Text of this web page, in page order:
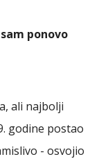
ponovo
ali najbolji
godine postao
- osvojio